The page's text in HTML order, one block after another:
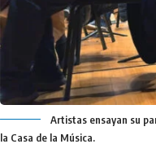
Artistas ensayan su
la Casa de la Música.